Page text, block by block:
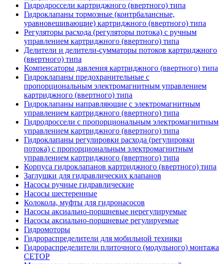
Гидродроссели картриджного (ввертного) типа
Гидроклапаны тормозные (контрбалансные,
уравновешивающие) картриджного (ввертного) типа
Регуляторы расхода (регуляторы потока) с ручным
управлением картриджного (ввертного) типа
Делители и делители-сумматоры потоков картриджного
(ввертного) типа
Компенсаторы давления картриджного (ввертного) типа
Гидроклапаны предохранительные с
пропорциональным электромагнитным управлением
картриджного (ввертного) типа
Гидроклапаны направляющие с электромагнитным
управлением картриджного (ввертного) типа
Гидродроссели с пропорциональным электромагнитным
управлением картриджного (ввертного) типа
Гидроклапаны регулировки расхода (регулировки
потока) с пропорциональным электромагнитным
управлением картриджного (ввертного) типа
Корпуса гидроклапанов картриджного (ввертного) типа
Заглушки для гидравлических клапанов
Насосы ручные гидравлические
Насосы шестеренные
Колокола, муфты для гидронасосов
Насосы аксиально-поршневые нерегулируемые
Насосы аксиально-поршневые регулируемые
Гидромоторы
Гидрораспределители для мобильной техники
Гидрораспределители плиточного (модульного) монтажа
СЕТОР